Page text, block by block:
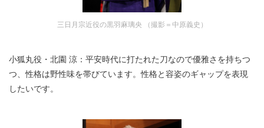
三日月宗近役の黒羽麻璃央 （撮影＝中原義史）
小狐丸役・北園 涼：平安時代に打たれた刀なので優雅さを持ちつ
つ、性格は野性味を帯びています。性格と容姿のギャップを表現
したいです。